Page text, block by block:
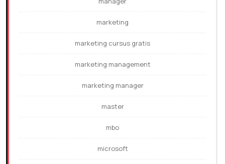
marketing
marketing cursus gratis
marketing management
marketing manager
master
mbo
microsoft